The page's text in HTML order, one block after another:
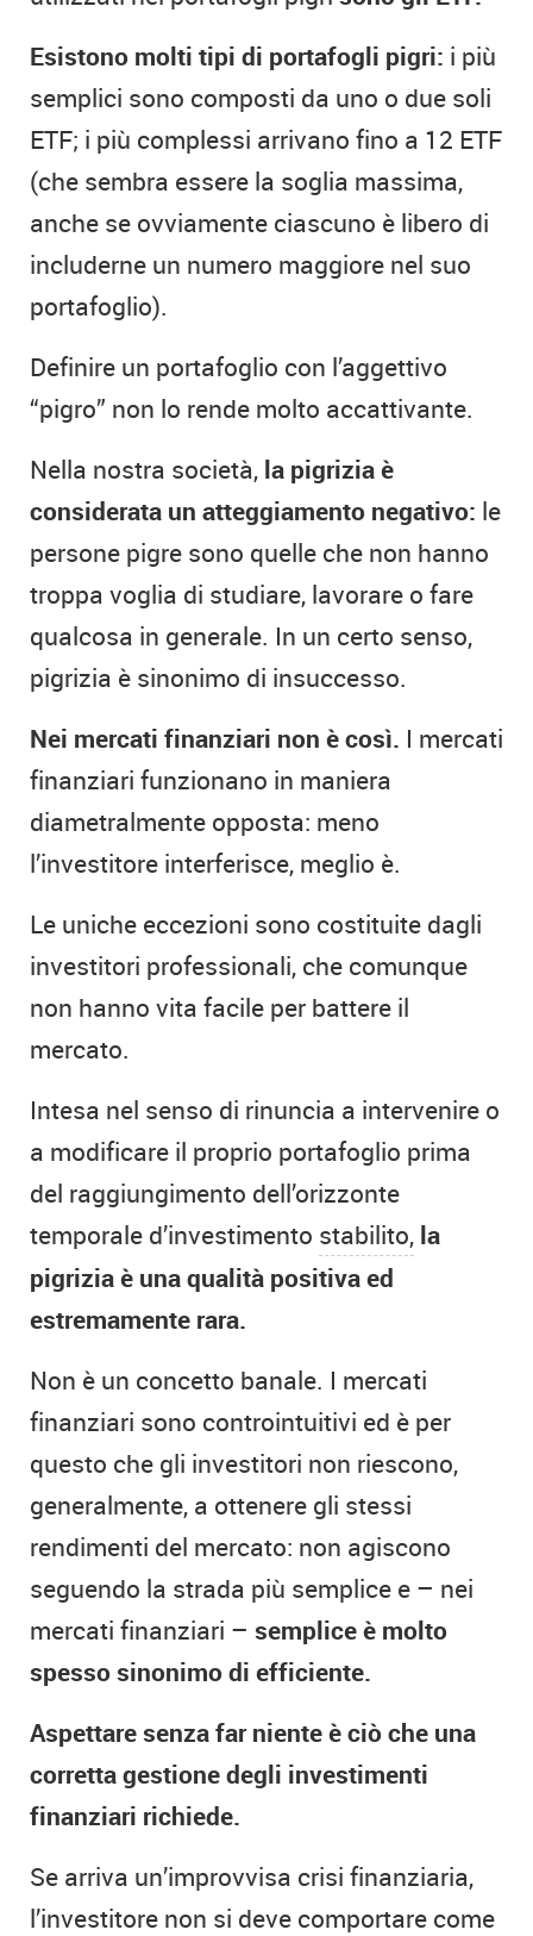
Esistono molti tipi di portafogli pigri: i più
semplici sono composti da uno o due soli
ETF; i più complessi arrivano fino a 12 ETF
(che sembra essere la soglia massima,
anche se ovviamente ciascuno è libero di
includerne un numero maggiore nel suo
portafoglio).
Definire un portafoglio con l’aggettivo
“pigro” non lo rende molto accattivante.
Nella nostra società, la pigrizia è
considerata un atteggiamento negativo: le
persone pigre sono quelle che non hanno
troppa voglia di studiare, lavorare o fare
qualcosa in generale. In un certo senso,
pigrizia è sinonimo di insuccesso.
Nei mercati finanziari non è così. I mercati
finanziari funzionano in maniera
diametralmente opposta: meno
l’investitore interferisce, meglio è.
Le uniche eccezioni sono costituite dagli
investitori professionali, che comunque
non hanno vita facile per battere il
mercato.
Intesa nel senso di rinuncia a intervenire o
a modificare il proprio portafoglio prima
del raggiungimento dell’orizzonte
temporale d’investimento stabilito, la
pigrizia è una qualità positiva ed
estremamente rara.
Non è un concetto banale. I mercati
finanziari sono controintuitivi ed è per
questo che gli investitori non riescono,
generalmente, a ottenere gli stessi
rendimenti del mercato: non agiscono
seguendo la strada più semplice e – nei
mercati finanziari – semplice è molto
spesso sinonimo di efficiente.
Aspettare senza far niente è ciò che una
corretta gestione degli investimenti
finanziari richiede.
Se arriva un’improvvisa crisi finanziaria,
l’investitore non si deve comportare come